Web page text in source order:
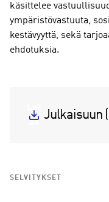
käsittelee
ympäristövastuuta,
kestävyyttä, sekä
ehdotuksia.
Julkaisuun
aa
SELVITYKSET